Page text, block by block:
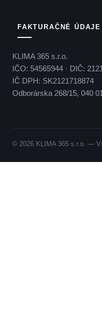
FAKTURAČNÉ ÚDAJE
KLIMA 365 s.r.o.
IČO: 54565944 · DIČ:
IČ DPH: SK2121718874
Odborárska 268/15, 040
© 2026 KLIMA 365 s.r.o. —